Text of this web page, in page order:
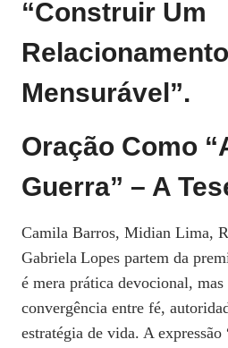
“construir Um
Relacionamento
Mensurável”.
Oração Como
Guerra” – A
Camila Barros, Midian Lima,
Gabriela Lopes partem da
é mera prática devocional,
convergência entre fé,
estratégia de vida. A expressão